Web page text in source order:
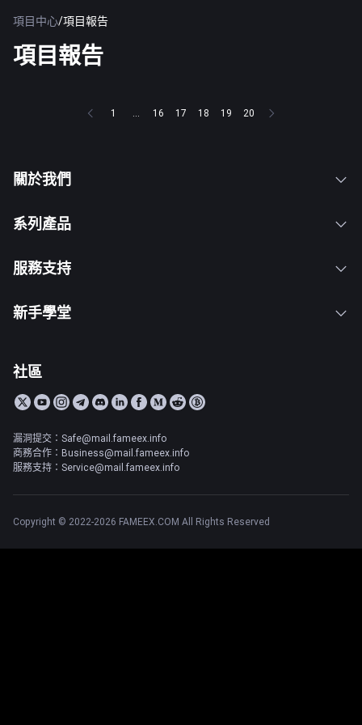
項目中心/項目報告
項目報告
1 ... 16 17 18 19 20
關於我們
系列產品
服務支持
新手學堂
社區
漏洞提交：Safe@mail.fameex.info
商務合作：Business@mail.fameex.info
服務支持：Service@mail.fameex.info
Copyright © 2022-2026 FAMEEX.COM All Rights Reserved